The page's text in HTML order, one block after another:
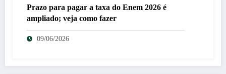
Prazo para pagar a taxa do Enem 2026 é
ampliado; veja como fazer
09/06/2026